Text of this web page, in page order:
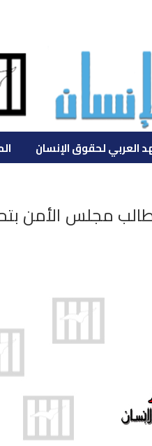
العربي لحقوق الإنسان
مجلس الأمن